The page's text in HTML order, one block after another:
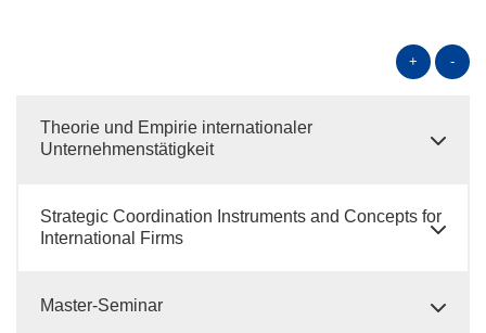
+ -
Theorie und Empirie internationaler
Unternehmenstätigkeit
Strategic Coordination Instruments and Concepts for
International Firms
Master-Seminar